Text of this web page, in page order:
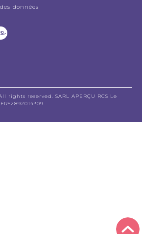
données
rights reserved. SARL APERÇU RCS Le